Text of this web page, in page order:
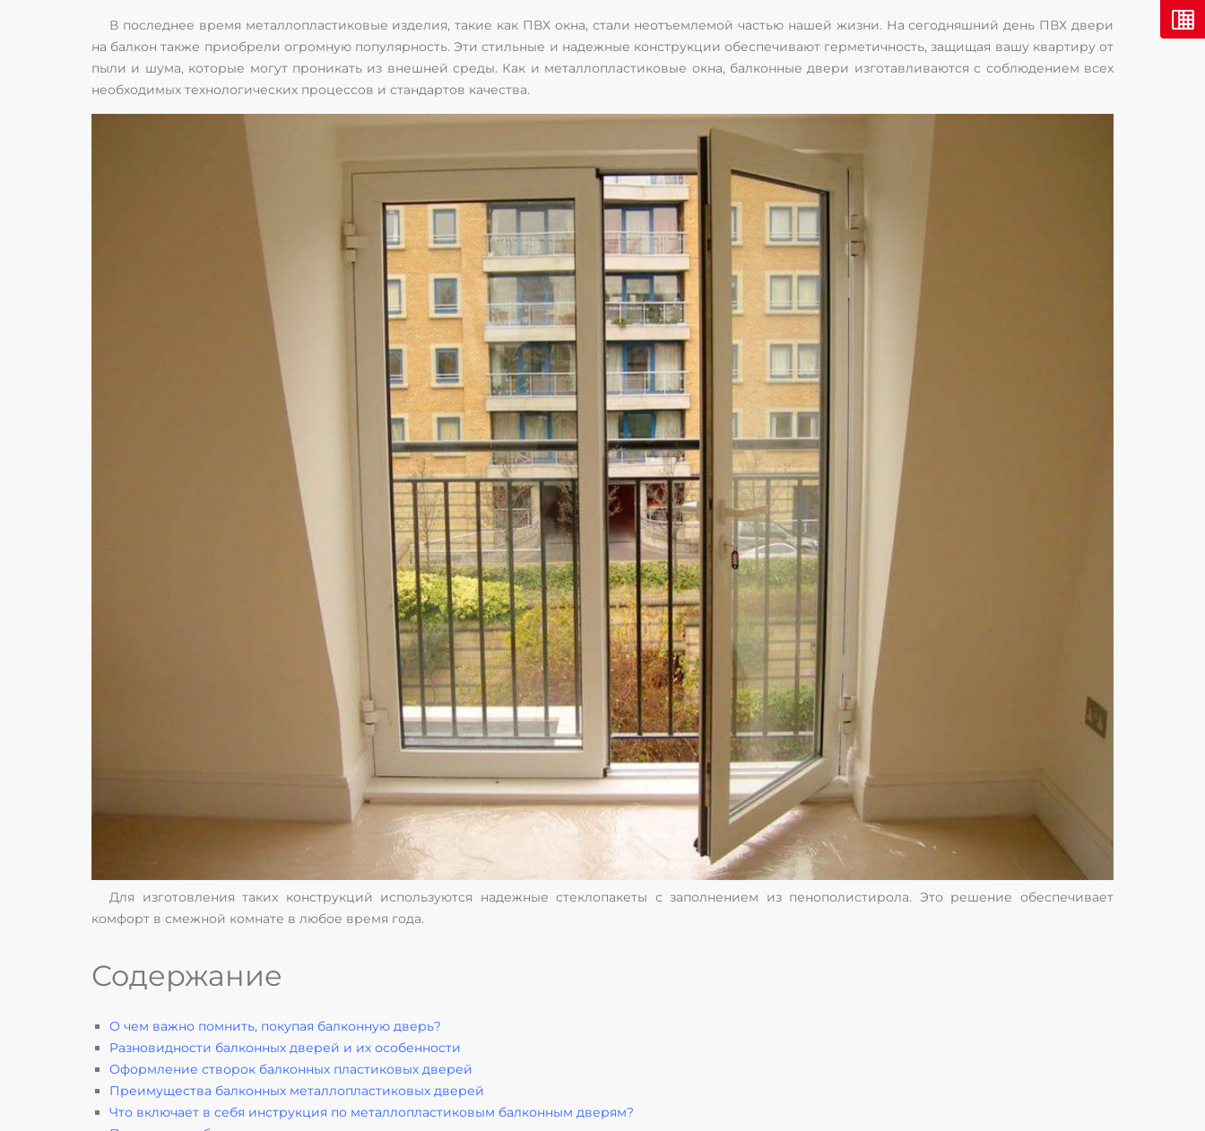
В последнее время металлопластиковые изделия, такие как ПВХ окна, стали неотъемлемой частью нашей жизни. На сегодняшний день ПВХ двери
на балкон также приобрели огромную популярность. Эти стильные и надежные конструкции обеспечивают герметичность, защищая вашу квартиру от
пыли и шума, которые могут проникать из внешней среды. Как и металлопластиковые окна, балконные двери изготавливаются с соблюдением всех
необходимых технологических процессов и стандартов качества.
Для изготовления таких конструкций используются надежные стеклопакеты с заполнением из пенополистирола. Это решение обеспечивает
комфорт в смежной комнате в любое время года.
Содержание
О чем важно помнить, покупая балконную дверь?
Разновидности балконных дверей и их особенности
Оформление створок балконных пластиковых дверей
Преимущества балконных металлопластиковых дверей
Что включает в себя инструкция по металлопластиковым балконным дверям?